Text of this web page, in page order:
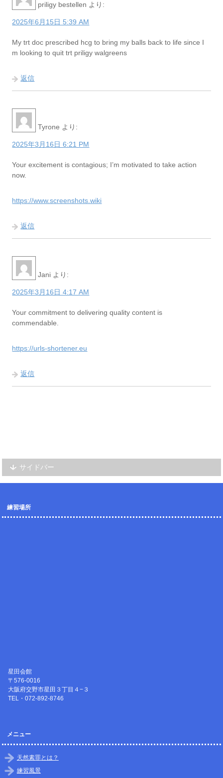
priligy bestellen より:
2025年6月15日 5:39 AM
My trt doc prescribed hcg to bring my balls back to life since I
m looking to quit trt priligy walgreens
返信
Tyrone より:
2025年3月16日 6:21 PM
Your excitement is contagious; I’m motivated to take action
now.
https://www.screenshots.wiki
返信
Jani より:
2025年3月16日 4:17 AM
Your commitment to delivering quality content is
commendable.
https://urls-shortener.eu
返信
サイドバー
練習場所
星田会館
〒576-0016
大阪府交野市星田３丁目４−３
TEL・072-892-8746
メニュー
天然素罪とは？
練習風景